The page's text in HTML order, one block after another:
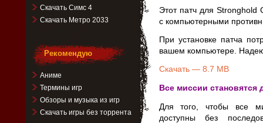
Этот патч для Stronghold
с компьютерными
При установке патча
вашем компьютере.
Скачать — 8.7 MB
Все миссии становятся
Для того, чтобы все
доступны без
Скачать Симс 4
Скачать Метро 2033
Рекомендую
Аниме
Термины игр
Обзоры и музыка из игр
Скачать игры без торрента